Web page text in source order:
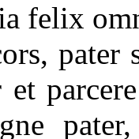
felix
pater
et